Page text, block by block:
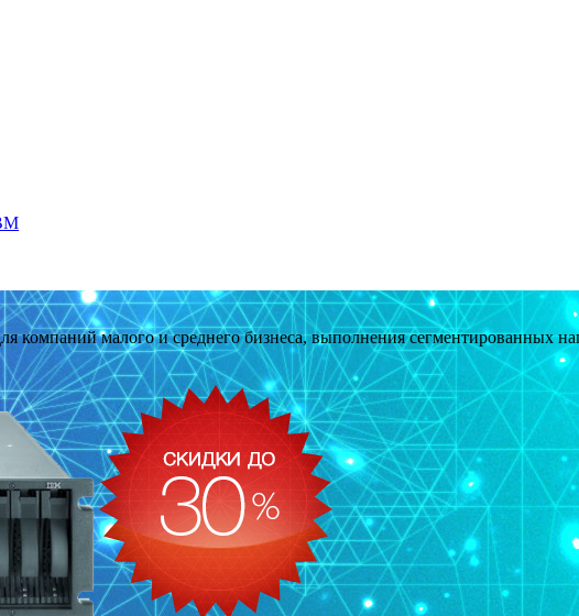
компаний малого и среднего бизнеса, выполнения сегментированных